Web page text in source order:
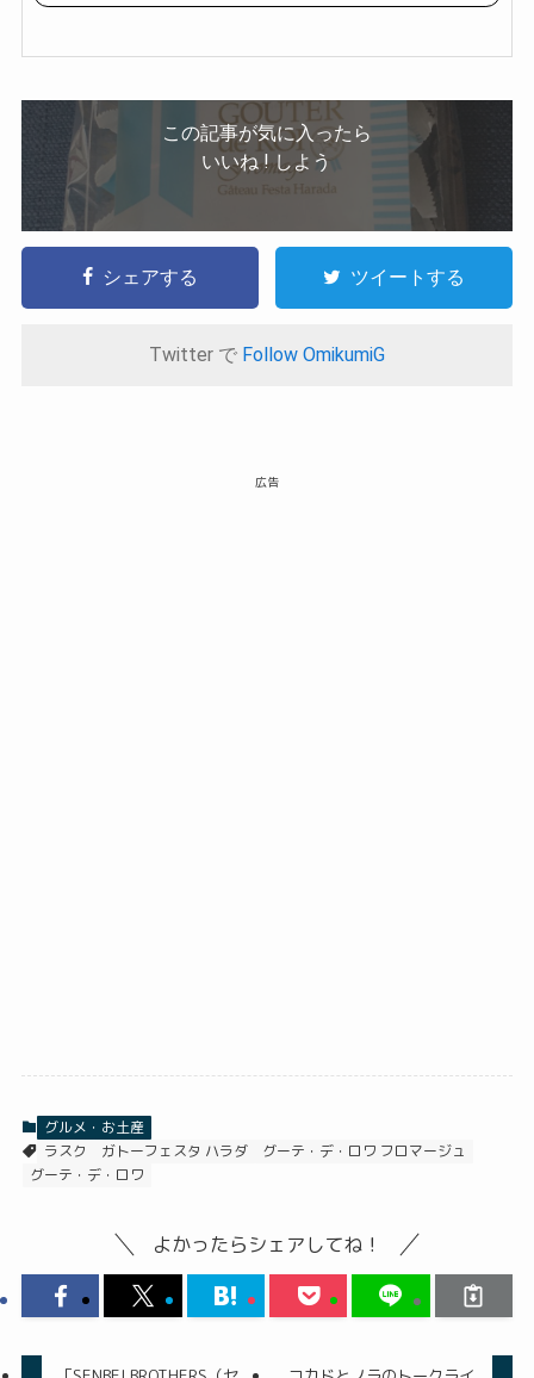
天
入
この記事が気に入ったら
いいね ! しよう
シェアする ツイートする
Twitter で Follow OmikumiG
広告
グルメ・お土産
ラスク
ガトーフェスタ ハラダ
グーテ・デ・ロワ フロマージュ
グーテ・デ・ロワ
よかったらシェアしてね！